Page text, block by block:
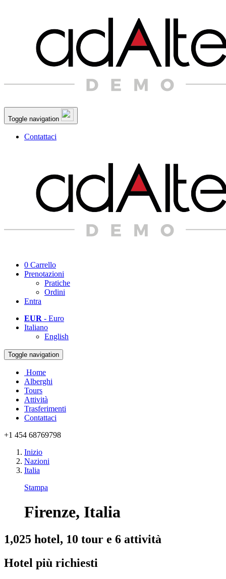
Toggle navigation
Contattaci
0 Carrello
Prenotazioni
Pratiche
Ordini
Entra
EUR - Euro
Italiano
English
Toggle navigation
Home
Alberghi
Tours
Attività
Trasferimenti
Contattaci
+1 454 68769798
Inizio
Nazioni
Italia
Stampa
Firenze, Italia
1,025 hotel, 10 tour e 6 attività
Hotel più richiesti